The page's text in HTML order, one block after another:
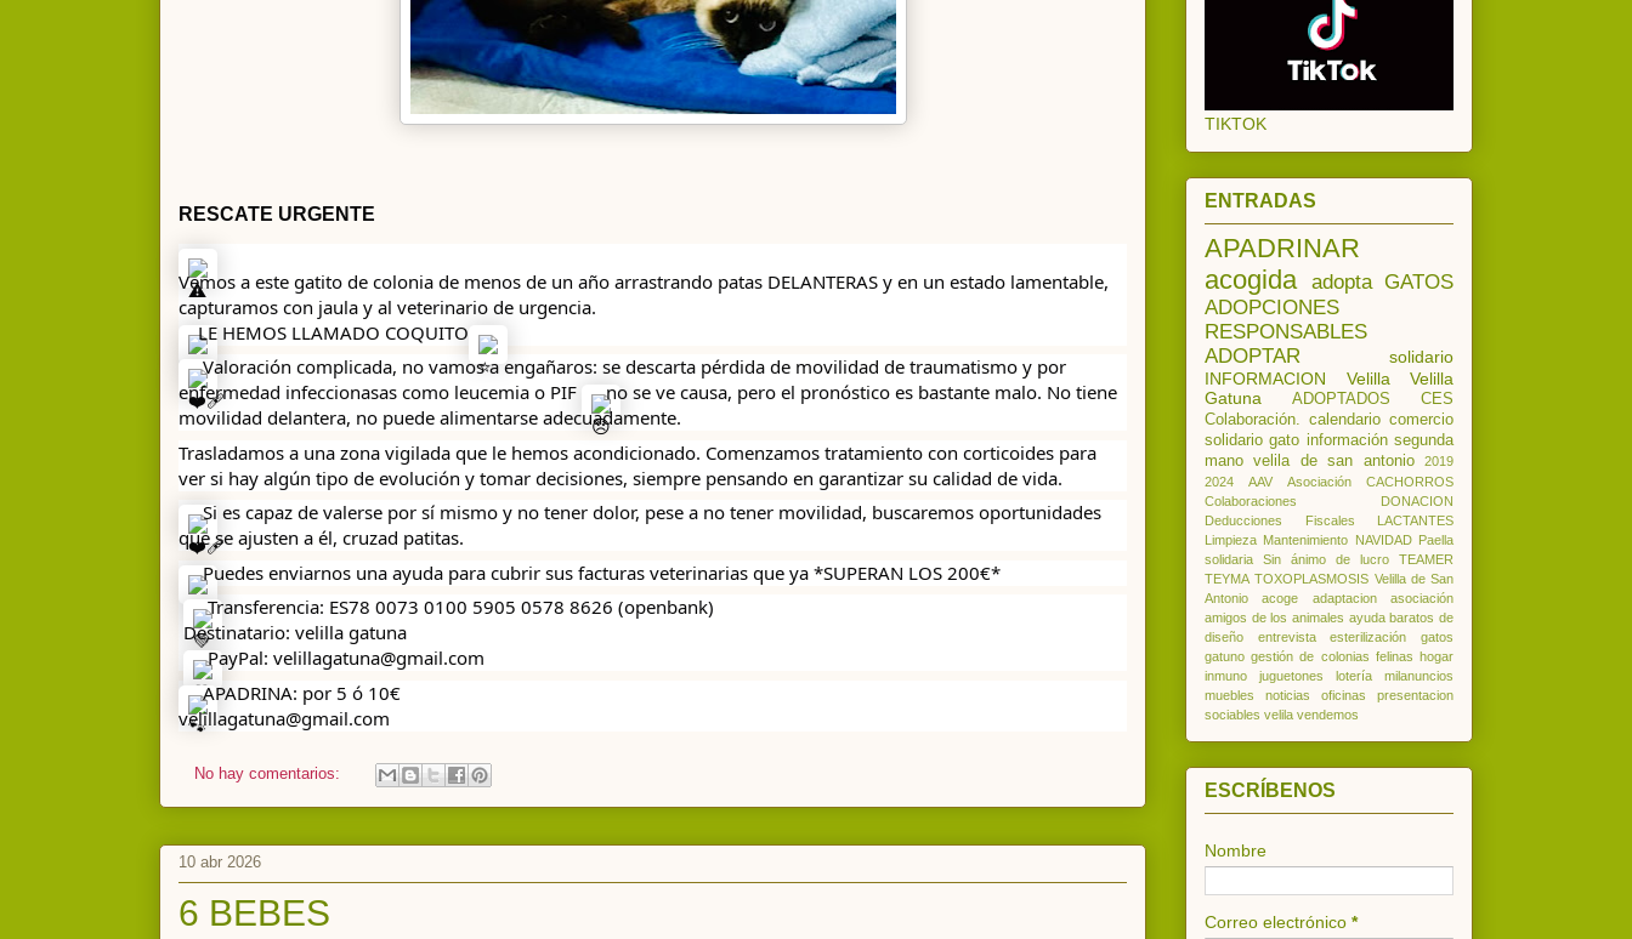
RESCATE URGENTE
Vemos a este gatito de colonia de menos de un año arrastrando patas DELANTERAS y en un estado lamentable,
capturamos con jaula y al veterinario de urgencia.
LE HEMOS LLAMADO COQUITO
Valoración complicada, no vamos a engañaros: se descarta pérdida de movilidad de traumatismo y por
enfermedad infeccionasas como leucemia o PIF
no se ve causa, pero el pronóstico es bastante malo. No tiene
movilidad delantera, no puede alimentarse adecuadamente.
Trasladamos a una zona vigilada que le hemos acondicionado. Comenzamos tratamiento con corticoides para
ver si hay algún tipo de evolución y tomar decisiones, siempre pensando en garantizar su calidad de vida.
Si es capaz de valerse por sí mismo y no tener dolor, pese a no tener movilidad, buscaremos oportunidades
que se ajusten a él, cruzad patitas.
Puedes enviarnos una ayuda para cubrir sus facturas veterinarias que ya *SUPERAN LOS 200€*
Transferencia: ES78 0073 0100 5905 0578 8626 (openbank)
Destinatario: velilla gatuna
PayPal: velillagatuna@gmail.com
APADRINA: por 5 ó 10€
velillagatuna@gmail.com
No hay comentarios:
10 abr 2026
6 BEBES
TIKTOK
ENTRADAS
APADRINAR
acogida
adopta GATOS
ADOPCIONES
RESPONSABLES
ADOPTAR
solidario
INFORMACION
Velilla
Velilla
Gatuna
ADOPTADOS
CES
Colaboración. calendario comercio
solidario gato información segunda
mano
velila de san antonio
2019
2024
AAV Asociación
CACHORROS
Colaboraciones
DONACION
Deducciones
Fiscales
LACTANTES
Limpieza Mantenimiento NAVIDAD Paella
solidaria
Sin ánimo de lucro
TEAMER
TEYMA TOXOPLASMOSIS Velilla de San
Antonio
acoge adaptacion
asociación
amigos de los animales ayuda baratos de
diseño
entrevista esterilización
gatos
gatuno gestión de colonias felinas hogar
inmuno
juguetones lotería
milanuncios
muebles
noticias oficinas
presentacion
sociables velila vendemos
ESCRÍBENOS
Nombre
Correo electrónico *